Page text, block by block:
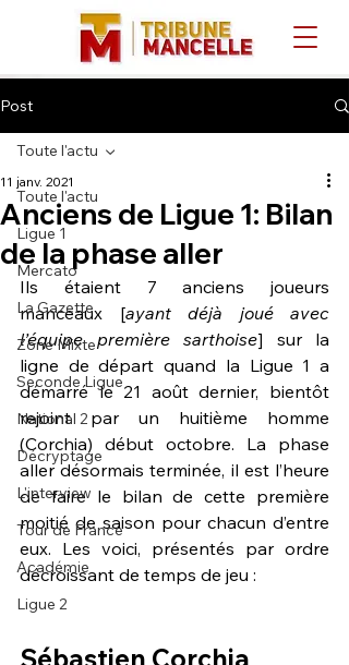
Post
Toute l'actu
Ligue 1
Mercato
La Gazette
Zone Mixte
Seconde Ligue
National 2
Décryptage
L'interview
Tour de France
Académie
Ligue 2
Toute l'actu
Anciens de Ligue 1: Bilan
de la phase aller
11 janv. 2021
Ils étaient 7 anciens joueurs
manceaux [ayant déjà joué avec
l’équipe première sarthoise] sur la
ligne de départ quand la Ligue 1 a
démarré le 21 août dernier, bientôt
rejoint par un huitième homme
(Corchia) début octobre. La phase
aller désormais terminée, il est l’heure
de faire le bilan de cette première
moitié de saison pour chacun d’entre
eux. Les voici, présentés par ordre
décroissant de temps de jeu :
Sébastien Corchia